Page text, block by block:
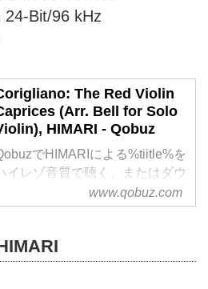
24-Bit/96 kHz
The Red Violin
(Arr. Bell for Solo
HIMARI - Qobuz
でHIMARIによる%tiitle%を
イレゾ音質で聴く、またはダウ
ブスクリプションは¥1,280/月
www.qobuz.com